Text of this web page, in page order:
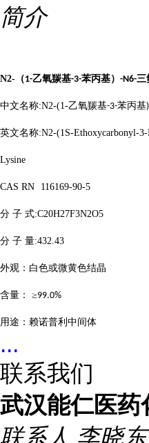
简介
N2- （1-乙氧羰基-3-苯丙基） -N6-三
中文名称:N2-(1-乙氧羰基-3-苯丙基
英文名称:N2-(1S-Ethoxycarbonyl-
Lysine
CAS RN 116169-90-5
分 子 式:C20H27F3N2O5
分 子 量:432.43
外观：白色或微黄色结晶
含量： ≥99.0%
用途：赖诺普利中间体
...
联系我们
武汉能仁医药
联系人 李晓东